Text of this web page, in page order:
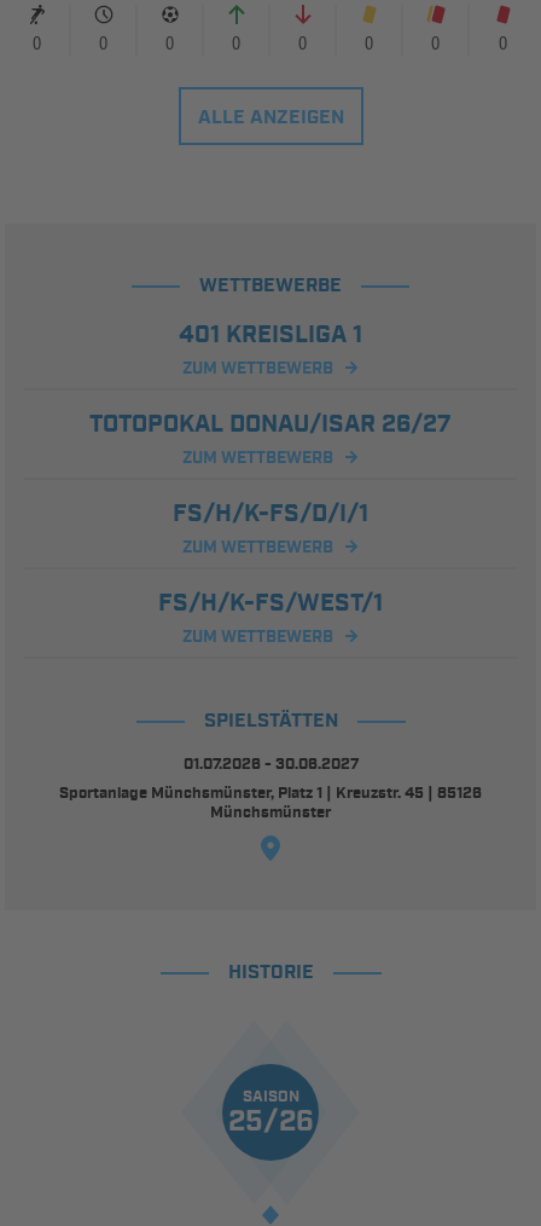
0 0 0 0 0 0 0 0
ALLE ANZEIGEN
WETTBEWERBE
401 KREISLIGA 1
ZUM WETTBEWERB
TOTOPOKAL DONAU/ISAR 26/27
ZUM WETTBEWERB
FS/H/K-FS/D/I/1
ZUM WETTBEWERB
FS/H/K-FS/WEST/1
ZUM WETTBEWERB
SPIELSTÄTTEN
01.07.2026 - 30.06.2027
Sportanlage Münchsmünster, Platz 1 | Kreuzstr. 45 | 85126
Münchsmünster
HISTORIE
SAISON
25/26